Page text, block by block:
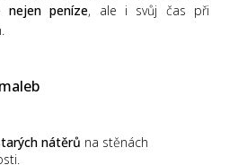
nejen peníze, ale i svůj čas při
nátěrů na stěnách